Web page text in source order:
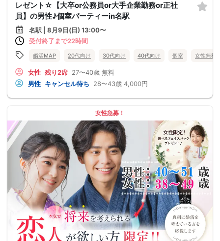
レゼント☆【大卒or公務員or大手企業勤務or正社
員】の男性♪個室パーティーin名駅
名駅 | 8月9日(日) 13:00〜
受付終了まで22時間
婚活MAP 20代向け 30代向け 40代向け 個室 女性無料
女性 残り2席 27〜40歳 無料
男性 キャンセル待ち 28〜43歳 4,000円
女性急募！